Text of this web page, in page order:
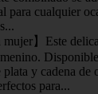
para cualquier
mujer】Este
plata y cadena de
para...